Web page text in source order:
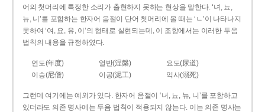
어의 첫머리에 특정한 소리가 출현하지 못하는 현상을 말한다. ‘녀, 뇨,
뉴, 니’를 포함하는 한자어 음절이 단어 첫머리에 올 때는 ‘ㄴ’이 나타나지
못하여 ‘여, 요, 유, 이’의 형태로 실현되는데, 이 조항에서는 이러한 두음
법칙의 내용을 규정하였다.
연도(年度) 열반(涅槃)
요도(尿道)
이승(尼僧)
이공(泥工) 익사(溺死)
그런데 여기에는 예외가 있다. 한자어 음절이 ‘녀, 뇨, 뉴, 니’를 포함하고
있더라도 의존 명사에는 두음 법칙이 적용되지 않는다. 이는 의존 명사는